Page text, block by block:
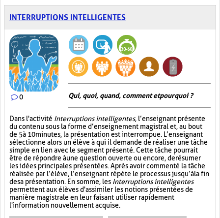
INTERRUPTIONS INTELLIGENTES
0 Qui, quoi, quand, comment et pourquoi ?
Dans l'activité Interruptions intelligentes, l’enseignant présente
du contenu sous la forme d’enseignement magistral et, au bout
de 5 à 10 minutes, la présentation est interrompue. L’enseignant
sélectionne alors un élève à qui il demande de réaliser une tâche
simple en lien avec le segment présenté. Cette tâche pourrait
être de répondre à une question ouverte ou encore, de résumer
les idées principales présentées. Après avoir commenté la tâche
réalisée par l’élève, l’enseignant répète le processus jusqu’à la fin
de sa présentation. En somme, les Interruptions intelligentes
permettent aux élèves d'assimiler les notions présentées de
manière magistrale en leur faisant utiliser rapidement
l'information nouvellement acquise.